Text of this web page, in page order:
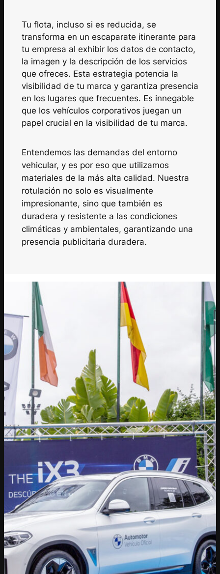
Tu flota, incluso si es reducida, se
transforma en un escaparate itinerante para
tu empresa al exhibir los datos de contacto,
la imagen y la descripción de los servicios
que ofreces. Esta estrategia potencia la
visibilidad de tu marca y garantiza presencia
en los lugares que frecuentes. Es innegable
que los vehículos corporativos juegan un
papel crucial en la visibilidad de tu marca.
Entendemos las demandas del entorno
vehicular, y es por eso que utilizamos
materiales de la más alta calidad. Nuestra
rotulación no solo es visualmente
impresionante, sino que también es
duradera y resistente a las condiciones
climáticas y ambientales, garantizando una
presencia publicitaria duradera.